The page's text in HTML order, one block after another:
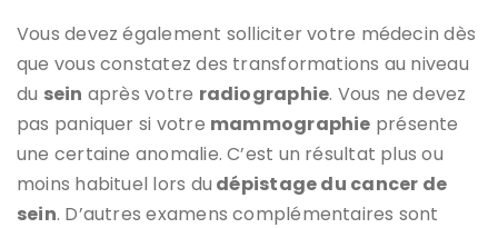
Vous devez également solliciter votre médecin dès
que vous constatez des transformations au niveau
du sein après votre radiographie. Vous ne devez
pas paniquer si votre mammographie présente
une certaine anomalie. C’est un résultat plus ou
moins habituel lors du dépistage du cancer de
sein. D’autres examens complémentaires sont